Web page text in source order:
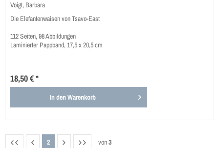
Voigt, Barbara
Die Elefantenwaisen von Tsavo-East
112 Seiten, 98 Abbildungen
Laminierter Pappband, 17,5 x 20,5 cm
18,50 € *
In denWarenkorb
2 von3